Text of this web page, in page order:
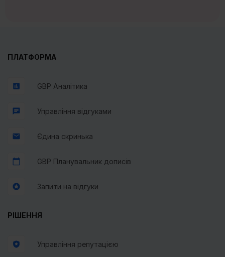
ПЛАТФОРМА
GBP Аналітика
Управління відгуками
Єдина скринька
GBP Планувальник дописів
Запити на відгуки
РІШЕННЯ
Управління репутацією